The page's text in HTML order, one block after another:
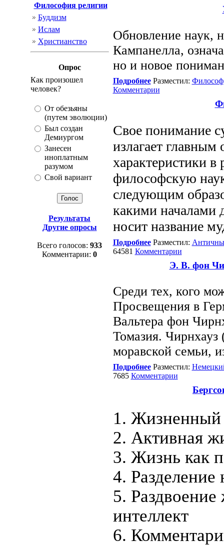
Философия религии
Буддизм
Ислам
Христианство
Опрос
Как произошел
человек?
От обезьяны
(путем эволюции)
Был создан
Демиургом
Занесен
иноплатным
разумом
Свой вариант
Результаты
Другие опросы
Всего голосов: 933
Комментарии: 0
Обновление наук,
Кампанелла,
но и новое
ПодробнееРазместил: Философ
Комментарии
Свое понимание
излагает
характеристики в
философскую
следующим
какими началами
носит название
ПодробнееРазместил:
64581 Комментарии
Э. В. фон
Среди тех, кого
Просвещения в
Вальтера фон
Томазия.
моравской семьи,
ПодробнееРазместил:
7685 Комментарии
1.
2. Активная
3. Жизнь как
4.
5.
интеллект
6.